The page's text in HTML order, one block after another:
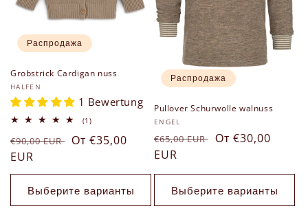
Распродажа
Grobstrick Cardigan nuss
Продавец:
HALFEN
1 Bewertung
(1)1
отзывов
Обычная
цена
€90,00 EUR Цена
скидкой
От €35,00
EUR
Выберите варианты
Распродажа
Pullover Schurwolle walnuss
Продавец:
ENGEL
Обычная
цена
€65,00 EUR Цена
скидкой
От €30,00
EUR
Выберите варианты